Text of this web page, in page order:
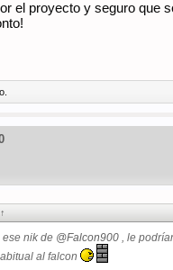
a caer bien en persona... como
que aprovechando que estaba
en un lugar nuevo que nos
el proyecto y seguro que
↑
ese nik de @Falcon900 , le
al falcon